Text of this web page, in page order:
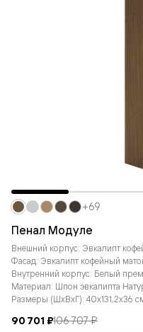
Пенал Модуле
Внешний корпус: Эвкалипт
Фасад: Эвкалипт кофейный
Внутренний корпус: Белый
Материал: Шпон эвкалипта
Размеры (ШxВxГ): 40x131,2x36
90 701 ₽106 707 ₽
+69